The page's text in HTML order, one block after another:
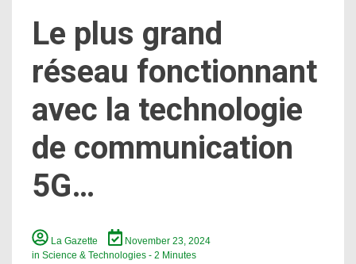
Le plus grand
réseau fonctionnant
avec la technologie
de communication
5G…
La Gazette
November 23, 2024
in Science & Technologies - 2 Minutes